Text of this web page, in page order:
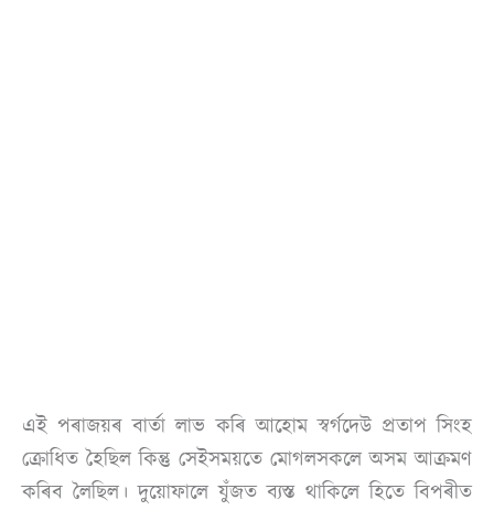
এই পৰাজয়ৰ বাৰ্তা লাভ কৰি আহোম স্বৰ্গদেউ প্ৰতাপ সিংহ
ক্ৰোধিত হৈছিল কিন্তু সেইসময়তে মোগলসকলে অসম আক্ৰমণ
কৰিব লৈছিল। দুয়োফালে যুঁজত ব্যস্ত থাকিলে হিতে বিপৰীত